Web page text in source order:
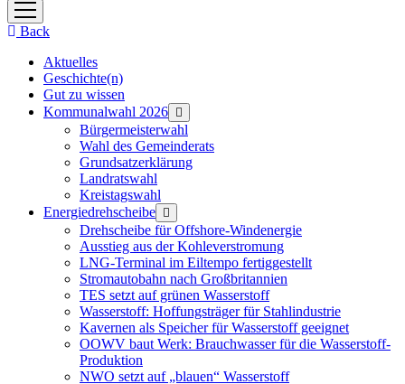
Menü
öffnen
Back
Aktuelles
Geschichte(n)
Gut zu wissen
Kommunalwahl 2026 Menü
öffnen
Bürgermeisterwahl
Wahl des Gemeinderats
Grundsatzerklärung
Landratswahl
Kreistagswahl
Energiedrehscheibe Menü
öffnen
Drehscheibe für Offshore-Windenergie
Ausstieg aus der Kohleverstromung
LNG-Terminal im Eiltempo fertiggestellt
Stromautobahn nach Großbritannien
TES setzt auf grünen Wasserstoff
Wasserstoff: Hoffungsträger für Stahlindustrie
Kavernen als Speicher für Wasserstoff geeignet
OOWV baut Werk: Brauchwasser für die Wasserstoff-
Produktion
NWO setzt auf „blauen“ Wasserstoff